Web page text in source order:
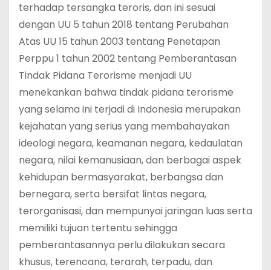
terhadap tersangka teroris, dan ini sesuai
dengan UU 5 tahun 2018 tentang Perubahan
Atas UU 15 tahun 2003 tentang Penetapan
Perppu 1 tahun 2002 tentang Pemberantasan
Tindak Pidana Terorisme menjadi UU
menekankan bahwa tindak pidana terorisme
yang selama ini terjadi di Indonesia merupakan
kejahatan yang serius yang membahayakan
ideologi negara, keamanan negara, kedaulatan
negara, nilai kemanusiaan, dan berbagai aspek
kehidupan bermasyarakat, berbangsa dan
bernegara, serta bersifat lintas negara,
terorganisasi, dan mempunyai jaringan luas serta
memiliki tujuan tertentu sehingga
pemberantasannya perlu dilakukan secara
khusus, terencana, terarah, terpadu, dan